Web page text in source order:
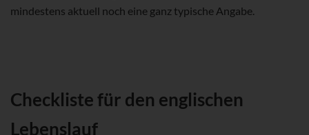
mindestens aktuell noch eine ganz typische Angabe.
Checkliste für den englischen
Lebenslauf